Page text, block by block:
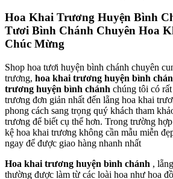
Hoa Khai Trương Huyện Bình
Tươi Bình Chánh Chuyên Hoa
Chúc Mừng
Shop hoa tươi huyện bình chánh chuyên
trương, hoa khai trương huyện bình
trương huyện bình chánh chúng tôi có
trương đơn giản nhất đến lẵng hoa khai
phong cách sang trọng quý khách tham
trương để biết cụ thể hơn. Trong trường
kệ hoa khai trương không cần mẫu miễn
ngay để được giao hàng nhanh nhất
Hoa khai trương huyện bình chánh ,
thường được làm từ các loài hoa như hoa